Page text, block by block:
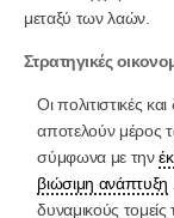
μεταξύ των λαών.
Στρατηγικές
Οι πολιτιστικές
αποτελούν μέρος
σύμφωνα με την
βιώσιμη ανάπτυξη
δυναμικούς